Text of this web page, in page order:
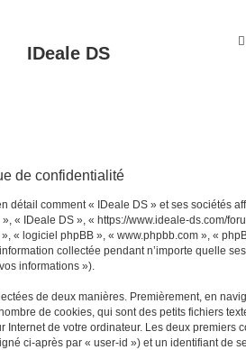
IDeale DS
de confidentialité
détail comment « IDeale DS » et ses sociétés
« IDeale DS », « https://www.ideale-ds.com/
« logiciel phpBB », « www.phpbb.com », «
collectée pendant n’importe quelle
informations »).
de deux manières. Premièrement, en
de cookies, qui sont des petits fichiers
Internet de votre ordinateur. Les deux premiers
ci-après par « user-id ») et un identifiant de